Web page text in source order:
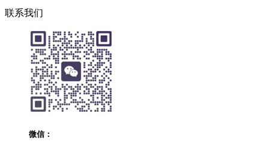
联系我们
微信：